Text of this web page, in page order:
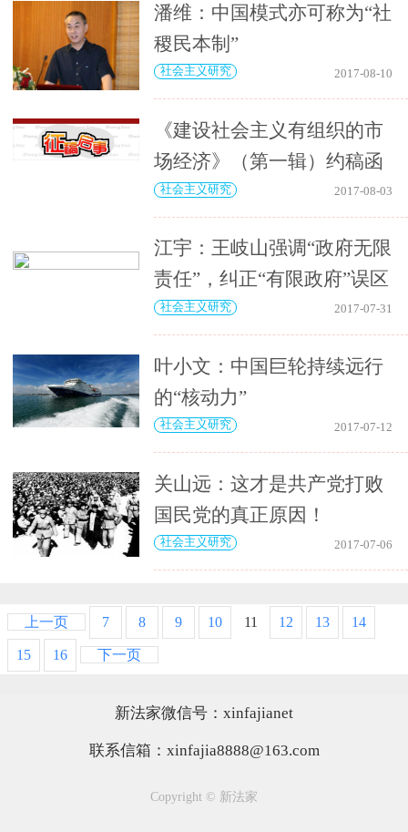
潘维：中国模式亦可称为“社
稷民本制”
社会主义研究 2017-08-10
《建设社会主义有组织的市
场经济》（第一辑）约稿函
社会主义研究 2017-08-03
江宇：王岐山强调“政府无限
责任”，纠正“有限政府”误区
社会主义研究 2017-07-31
叶小文：中国巨轮持续远行
的“核动力”
社会主义研究 2017-07-12
关山远：这才是共产党打败
国民党的真正原因！
社会主义研究 2017-07-06
上一页 7 8 9 10 11 12 13 14
15 16 下一页
新法家微信号：xinfajianet
联系信箱：xinfajia8888@163.com
Copyright © 新法家